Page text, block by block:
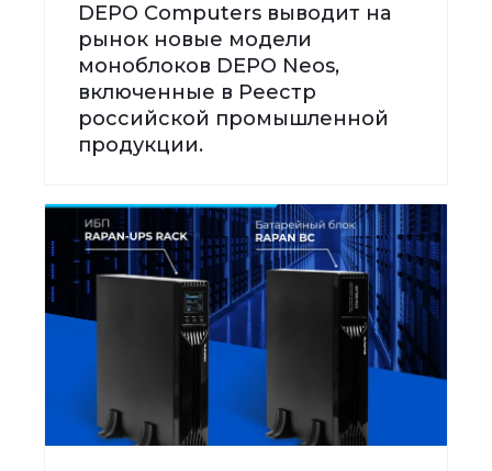
DEPO Computers выводит на
рынок новые модели
моноблоков DEPO Neos,
включенные в Реестр
российской промышленной
продукции.